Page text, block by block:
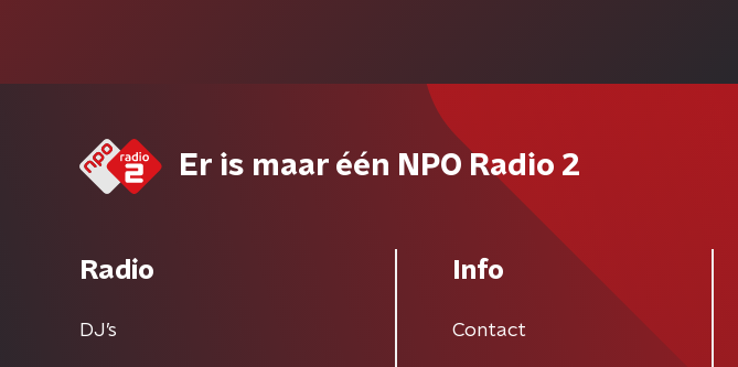
Er is maar één NPO Radio 2
Radio
DJ’s
Info
Contact